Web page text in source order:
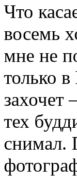
Что
восемь
мне не
только
захочет
тех
снимал.